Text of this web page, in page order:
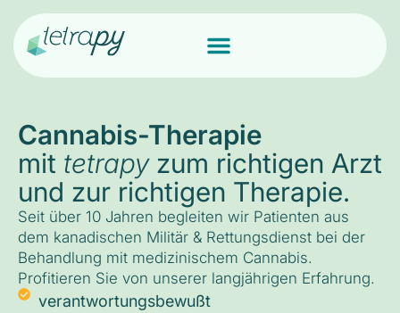
Cannabis-Therapie
mit tetrapyzum richtigen Arzt
und zur richtigen Therapie.
Seit über 10 Jahren begleiten wir Patienten aus
dem kanadischen Militär & Rettungsdienst bei der
Behandlung mit medizinischem Cannabis.
Profitieren Sie von unserer langjährigen Erfahrung.
verantwortungsbewußt